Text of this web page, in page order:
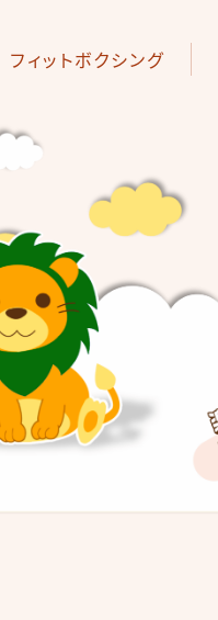
フィットボクシング